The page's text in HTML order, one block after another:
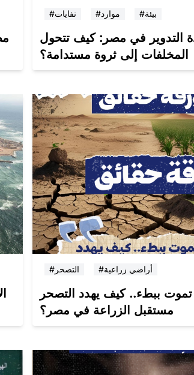
#نفايات #موارد #بيئة
التدوير في مصر: كيف تتحول
المخلفات إلى ثروة مستدامة؟
#التصحر #أراضي زراعية
تموت ببطء.. كيف يهدد التصحر
مستقبل الزراعة في مصر؟